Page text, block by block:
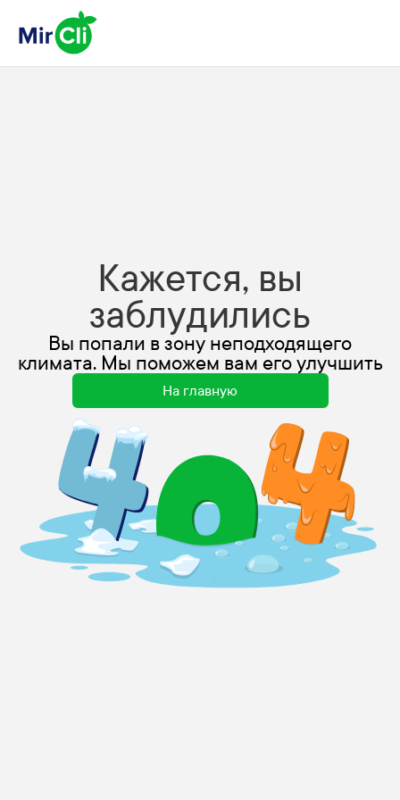
Кажется, вы
заблудились
Вы попали в зону неподходящего
климата. Мы поможем вам его улучшить
На главную